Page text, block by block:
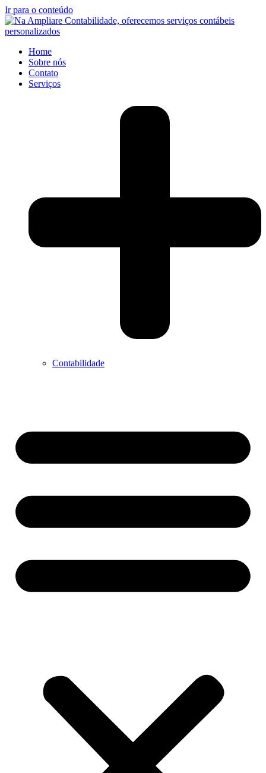
Ir para o conteúdo
Home
Sobre nós
Contato
Serviços
Contabilidade